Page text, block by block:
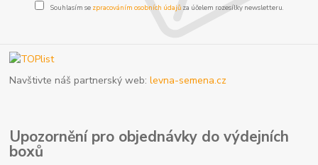
Souhlasím se zpracováním osobních údajůza účelem rozesílky newsletteru.
Navštivte náš partnerský web:levna-semena.cz
Upozornění pro objednávky do výdejních
boxů